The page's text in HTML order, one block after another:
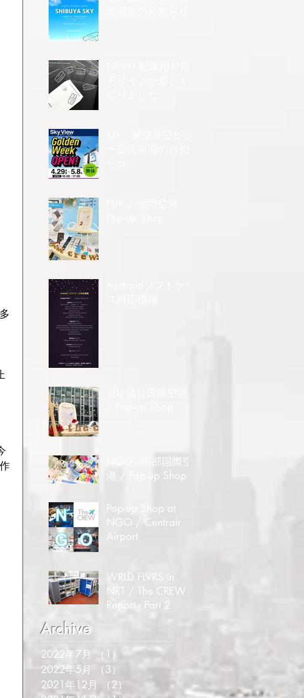
NGO - 中部国際空
港 / Pop-up Shop
Pop-up Shop at
NGO / Centrair
Airport
WRLD FLVRS in
NRT / The CREW
Report - Part 2
Archive
2022年7月 （1）
1件の記事
2022年5月
（3）
3件の記事
2021年12月
（2）
2件の記事